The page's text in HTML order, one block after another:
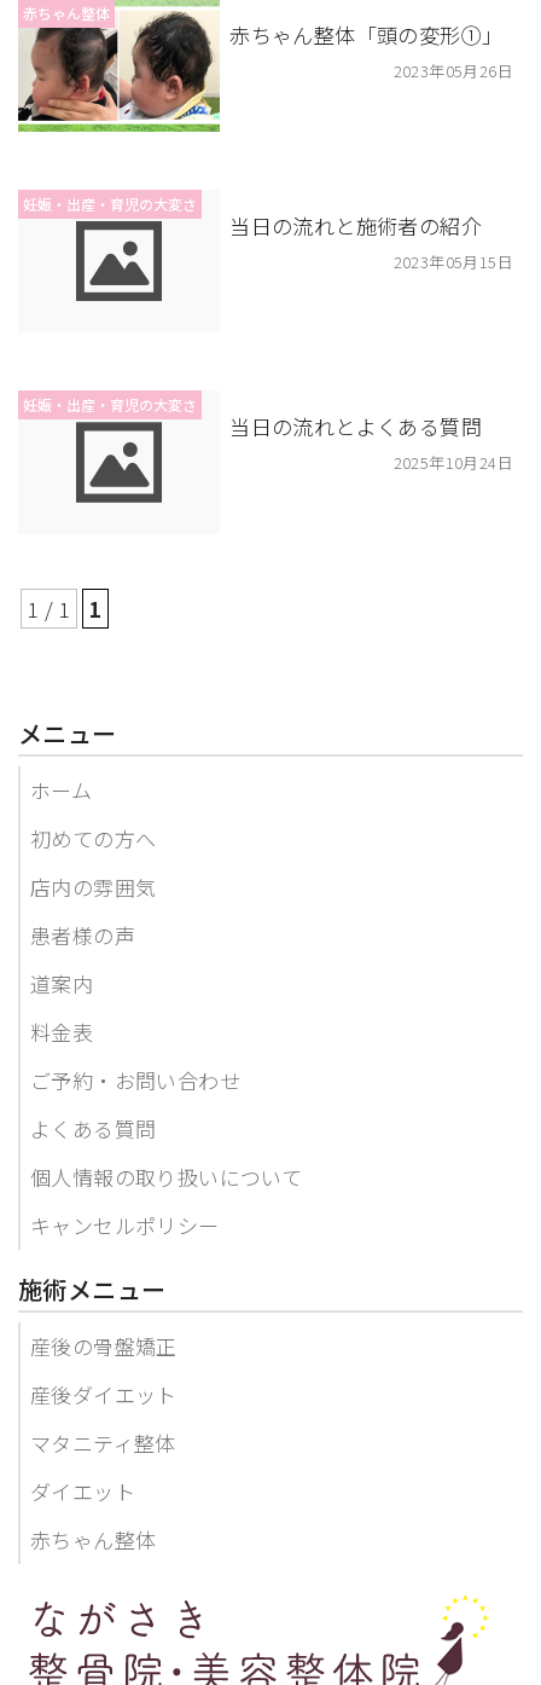
赤ちゃん整体
赤ちゃん整体「頭の変形①」
2023年05月26日
妊娠・出産・育児の大変さ
当日の流れと施術者の紹介
2023年05月15日
妊娠・出産・育児の大変さ
当日の流れとよくある質問
2025年10月24日
1 / 1 1
メニュー
ホーム
初めての方へ
店内の雰囲気
患者様の声
道案内
料金表
ご予約・お問い合わせ
よくある質問
個人情報の取り扱いについて
キャンセルポリシー
施術メニュー
産後の骨盤矯正
産後ダイエット
マタニティ整体
ダイエット
赤ちゃん整体